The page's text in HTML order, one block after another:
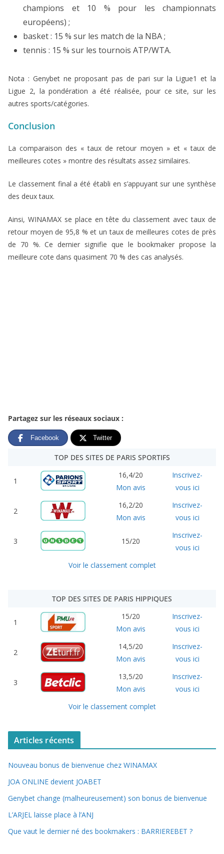
champions et 10 % pour les championnats
européens) ;
basket : 15 % sur les match de la NBA ;
tennis : 15 % sur les tournois ATP/WTA.
Nota : Genybet ne proposant pas de pari sur la Ligue1 et la
Ligue 2, la pondération a été réalisée, pour ce site, sur les
autres sports/catégories.
Conclusion
La comparaison des « taux de retour moyen » et « taux de
meilleures cotes » montre des résultats assez similaires.
Le classement final a été établi en s’appuyant sur une synthèse
des deux taux.
Ainsi, WINAMAX se place en tête du classement avec taux de
retour moyen de 95,8 % et un taux de meilleures cotes de près
de 70 %. Ce dernier signifie que le bookmaker propose la
meilleure cote dans quasiment 70 % des cas analysés.
Partagez sur les réseaux sociaux :
Facebook Twitter
TOP DES SITES DE PARIS SPORTIFS
1
16,4/20
Mon avis
Inscrivez-
vous ici
2
16,2/20
Mon avis
Inscrivez-
vous ici
3 15/20
Inscrivez-
vous ici
Voir le classement complet
TOP DES SITES DE PARIS HIPPIQUES
1
15/20
Mon avis
Inscrivez-
vous ici
2
14,5/20
Mon avis
Inscrivez-
vous ici
3
13,5/20
Mon avis
Inscrivez-
vous ici
Voir le classement complet
Articles récents
Nouveau bonus de bienvenue chez WINAMAX
JOA ONLINE devient JOABET
Genybet change (malheureusement) son bonus de bienvenue
L’ARJEL laisse place à l’ANJ
Que vaut le dernier né des bookmakers : BARRIEREBET ?